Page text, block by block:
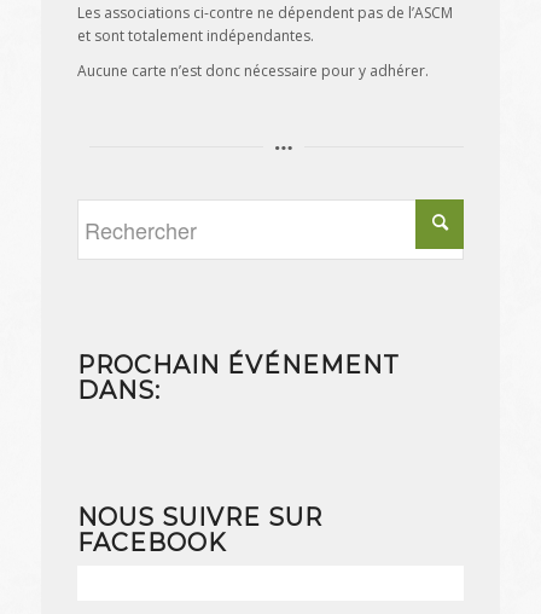
Les associations ci-contre ne dépendent pas de l’ASCM
et sont totalement indépendantes.
Aucune carte n’est donc nécessaire pour y adhérer.
PROCHAIN ÉVÉNEMENT
DANS:
NOUS SUIVRE SUR
FACEBOOK